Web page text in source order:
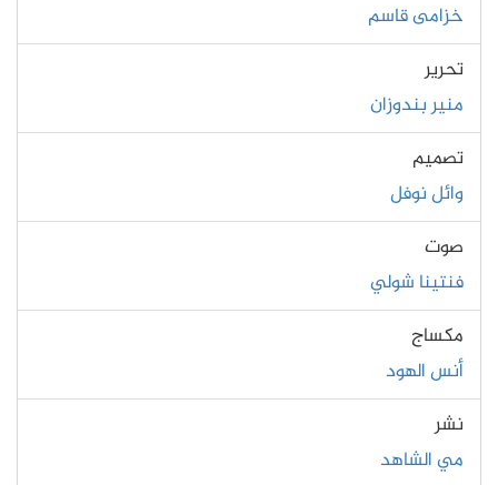
خزامى قاسم
تحرير
منير بندوزان
تصميم
وائل نوفل
صوت
فنتينا شولي
مكساج
أنس الهود
نشر
مي الشاهد